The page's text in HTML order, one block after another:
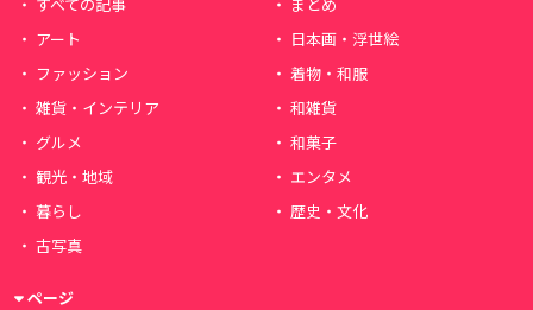
アート
日本画・浮世絵
ファッション
着物・和服
雑貨・インテリア
和雑貨
グルメ
和菓子
観光・地域
エンタメ
暮らし
歴史・文化
古写真
ページ